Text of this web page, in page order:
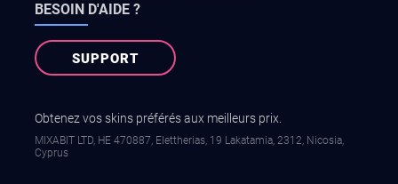
BESOIN D'AIDE ?
SUPPORT
Obtenez vos skins préférés aux meilleurs prix.
MIXABIT LTD, ΗΕ 470887, Elettherias, 19 Lakatamia, 2312, Nicosia,
Cyprus